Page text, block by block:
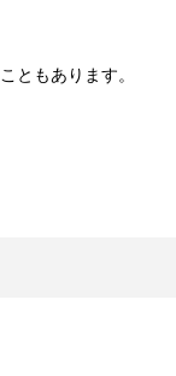
ともあります。